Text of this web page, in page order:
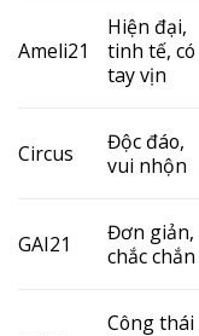
Ameli21
Hiện đại,
tinh tế, có
tay vịn
Circus
Độc đáo,
vui nhộn
GAI21
Đơn giản,
chắc chắn
Công thái